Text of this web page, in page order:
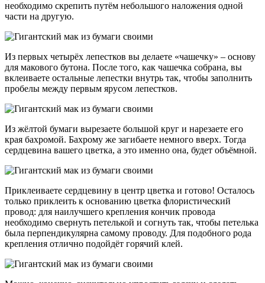
необходимо скрепить путём небольшого наложения одной
части на другую.
Из первых четырёх лепестков вы делаете «чашечку» – основу
для макового бутона. После того, как чашечка собрана, вы
вклеиваете остальные лепестки внутрь так, чтобы заполнить
пробелы между первым ярусом лепестков.
Из жёлтой бумаги вырезаете большой круг и нарезаете его
края бахромой. Бахрому же загибаете немного вверх. Тогда
сердцевина вашего цветка, а это именно она, будет объёмной.
Приклеиваете сердцевину в центр цветка и готово! Осталось
только приклеить к основанию цветка флористический
провод: для наилучшего крепления кончик провода
необходимо свернуть петелькой и согнуть так, чтобы петелька
была перпендикулярна самому проводу. Для подобного рода
крепления отлично подойдёт горячий клей.